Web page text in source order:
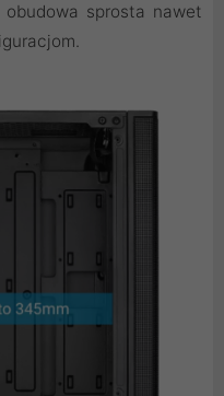
sprosta nawet